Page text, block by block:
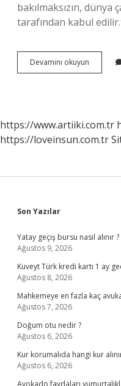
bakılmaksızın,
tarafından kabul
Devamını okuyun
Şartları
https://www.artiiki.com.tr
https://loveinsun.com.tr
Sidebar
Son Yazılar
Yatay geçiş bursu nasıl alınır ?
Ağustos 9, 2026
Kuveyt Türk kredi kartı 1 ay
Ağustos 8, 2026
Mahkemeye en fazla kaç
Ağustos 7, 2026
Doğum otu nedir ?
Ağustos 6, 2026
Kur korumalıda hangi kur
Ağustos 6, 2026
Avokado faydaları